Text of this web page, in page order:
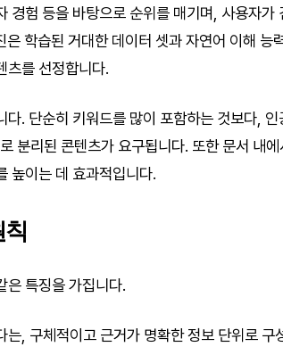
경험 등을 바탕으로 순위를 매기며, 사용자가
학습된 거대한 데이터 셋과 자연어 이해 능
츠를 선정합니다.
. 단순히 키워드를 많이 포함하는 것보다, 인
분리된 콘텐츠가 요구됩니다. 또한 문서 내
높이는 데 효과적입니다.
은 특징을 가집니다.
는, 구체적이고 근거가 명확한 정보 단위로 구